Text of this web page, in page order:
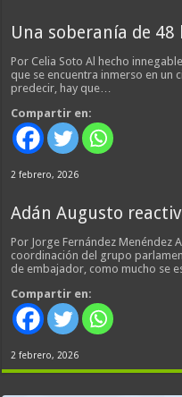
Una soberanía de 48
Por Celia Soto Al hecho
que se encuentra inmerso en un
predecir, hay que…
Compartir en:
2 febrero, 2026
Adán Augusto
Por Jorge Fernández Menéndez
coordinación del grupo
de embajador, como mucho se
Compartir en:
2 febrero, 2026